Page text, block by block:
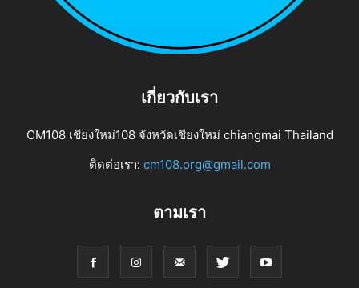
เกี่ยวกับเรา
CM108 เชียงใหม่108 จังหวัดเชียงใหม่ chiangmai Thailand
ติดต่อเรา: cm108.org@gmail.com
ตามเรา